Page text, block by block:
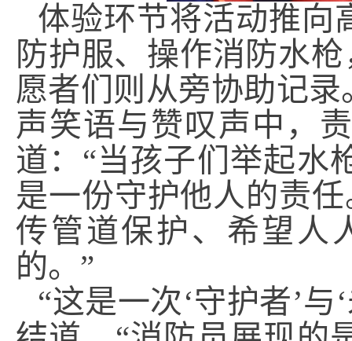
体验环节将活动推向
防护服、操作消防水
愿者们则从旁协助记
声笑语与赞叹声中，
道：“当孩子们举起水
是一份守护他人的责
传管道保护、希望人
的。”
“这是一次‘守护者’